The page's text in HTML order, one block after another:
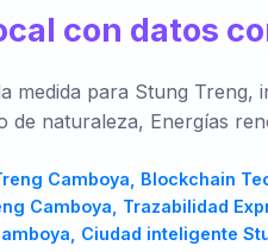
BR
Português
TR
Türkçe
UK
con datos
para Stung
naturaleza, Energías
Treng Camboya, Software Blockchain para empresarios en Stung Treng Camboya, Software Blockchain para fabricantes en Stung Treng Camboya, Software Blockchain para agricultores en Stung Treng Camboya, Software Blockchain para estudiantes en Stung Treng Camboya, Software Blockchain para municipios en Stung Treng Camboya, Software Blockchain para alcaldías en Stung Treng Camboya, Software Blockchain para clústeres empresariales en Stung Treng Camboya, Software Blockchain para pymes en Stung Treng Camboya, Software Blockchain para startups en Stung Treng Camboya, Software Blockchain para universidades en Stung Treng Camboya, Software Blockchain para cooperativas en Stung Treng Camboya, Software Blockchain para cámaras de comercio en Stung Treng Camboya, Software Blockchain para gobiernos regionales en Stung Treng Camboya, Software Blockchain para consultoras en Stung Treng Camboya, Software Blockchain para desarrolladores en Stung Treng Camboya, Software Blockchain para inversionistas en Stung Treng Camboya, Software Blockchain para ONGs en Stung Treng Camboya, Consultoría Blockchain Stung Treng Camboya, Consultoría Blockchain en Stung Treng Camboya, Consultoría Blockchain para emprendedores en Stung Treng Camboya, Consultoría Blockchain para empresarios en Stung Treng Camboya, Consultoría Blockchain para fabricantes en Stung Treng Camboya, Consultoría Blockchain para agricultores en Stung Treng Camboya, Consultoría Blockchain para estudiantes en Stung Treng Camboya, Consultoría Blockchain para municipios en Stung Treng Camboya, Consultoría Blockchain para alcaldías en Stung Treng Camboya, Consultoría Blockchain para clústeres empresariales en Stung Treng Camboya, Consultoría Blockchain para pymes en Stung Treng Camboya, Consultoría Blockchain para startups en Stung Treng Camboya, Consultoría Blockchain para universidades en Stung Treng Camboya, Consultoría Blockchain para cooperativas en Stung Treng Camboya, Consultoría Blockchain para cámaras de comercio en Stung Treng Camboya, Consultoría Blockchain para gobiernos regionales en Stung Treng